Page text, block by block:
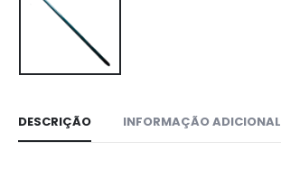
DESCRIÇÃO INFORMAÇÃO ADICIONAL